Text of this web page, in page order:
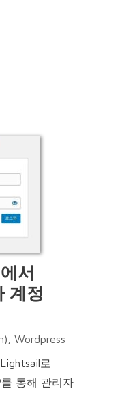
서
계정
Wordpress
로
통해 관리자